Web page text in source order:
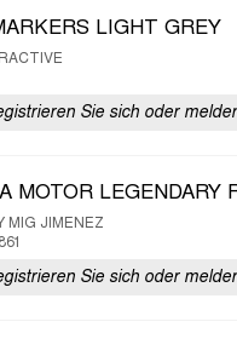
LIGHT GREY
Sie sich oder
MOTOR LEGENDARY
MIG JIMENEZ
Sie sich oder